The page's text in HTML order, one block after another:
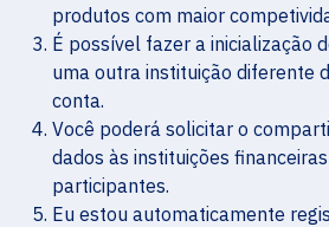
produtos com maior
É possível fazer a inicialização
uma outra instituição diferente
conta.
Você poderá solicitar o
dados às instituições
participantes.
Eu estou automaticamente